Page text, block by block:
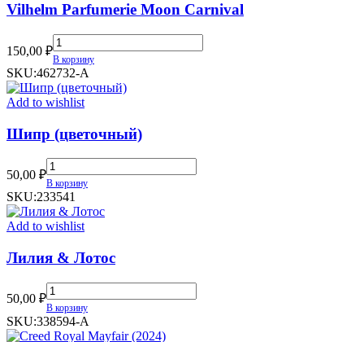
Vilhelm Parfumerie Moon Carnival
150,00 ₽
Vilhelm
Parfumerie
Moon
Carnival
quantity
В корзину
SKU:462732-A
Add to wishlist
Шипр (цветочный)
50,00 ₽
Шипр
(цветочный)
quantity
В корзину
SKU:233541
Add to wishlist
Лилия & Лотос
50,00 ₽
Лилия
&
Лотос
quantity
В корзину
SKU:338594-А